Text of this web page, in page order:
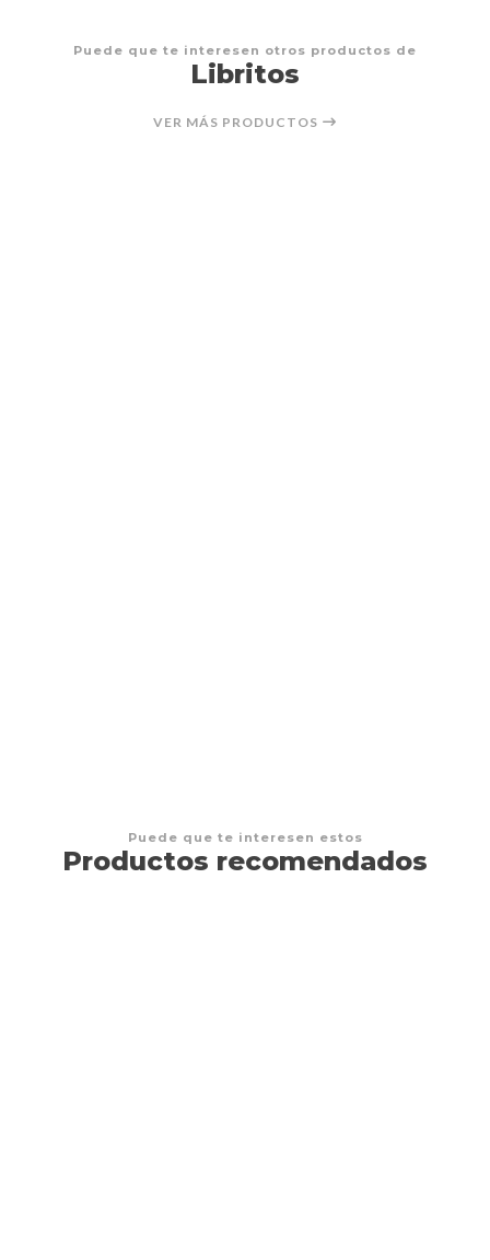
Puede que te interesen otros productos de
Libritos
VER MÁS PRODUCTOS
Puede que te interesen estos
Productos recomendados